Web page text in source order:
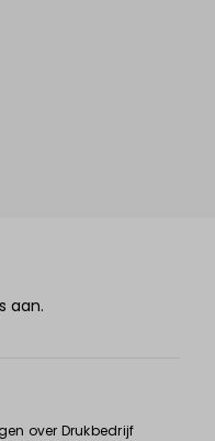
aan.
over Drukbedrijf